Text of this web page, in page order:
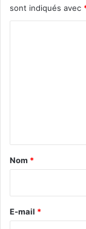
sont indiqués avec
a
e
Nom *
E-mail *